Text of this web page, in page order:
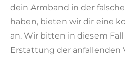
dein Armband in der
haben, bieten wir dir eine
an. Wir bitten in diesem
Erstattung der anfallenden